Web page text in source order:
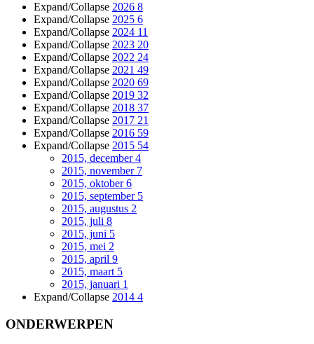
Expand/Collapse 2026 8
Expand/Collapse 2025 6
Expand/Collapse 2024 11
Expand/Collapse 2023 20
Expand/Collapse 2022 24
Expand/Collapse 2021 49
Expand/Collapse 2020 69
Expand/Collapse 2019 32
Expand/Collapse 2018 37
Expand/Collapse 2017 21
Expand/Collapse 2016 59
Expand/Collapse 2015 54
2015, december4
2015, november 7
2015, oktober6
2015, september 5
2015, augustus 2
2015, juli 8
2015, juni 5
2015, mei 2
2015, april 9
2015, maart 5
2015, januari 1
Expand/Collapse 2014 4
ONDERWERPEN